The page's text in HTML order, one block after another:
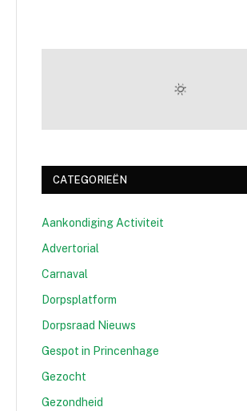
CATEGORIEËN
Aankondiging Activiteit
Advertorial
Carnaval
Dorpsplatform
Dorpsraad Nieuws
Gespot in Princenhage
Gezocht
Gezondheid